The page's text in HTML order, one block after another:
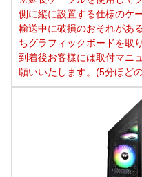
側に縦に設置する仕様のケ
輸送中に破損のおそれがあ
ちグラフィックボードを取
到着後お客様には取付マニ
願いいたします。(5分ほど